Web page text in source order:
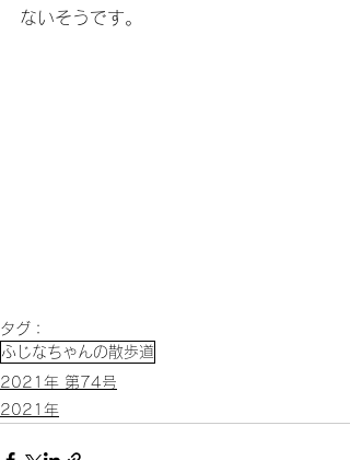
ないそうです。
タグ：
ふじなちゃんの散歩道
2021年 第74号
2021年